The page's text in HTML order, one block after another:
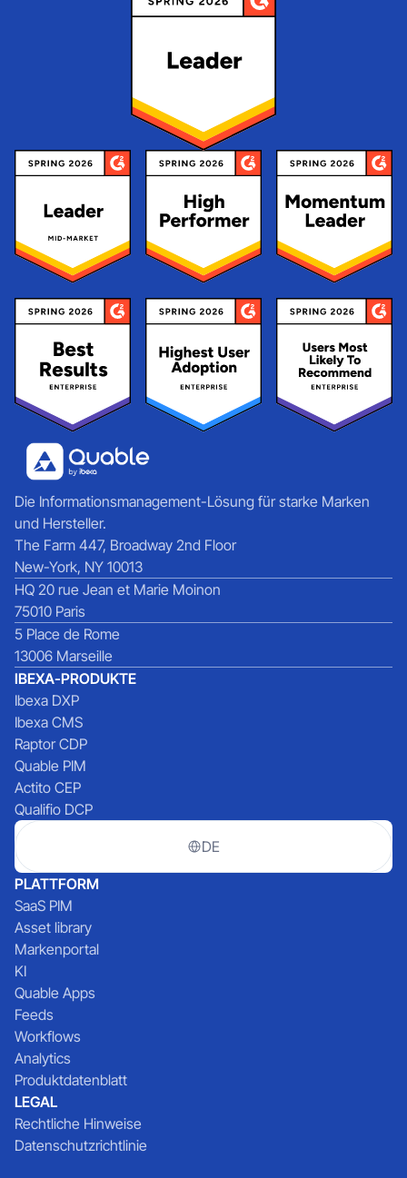
Die Informationsmanagement-Lösung für starke Marken
und Hersteller.
The Farm 447, Broadway 2nd Floor
New-York, NY 10013
HQ 20 rue Jean et Marie Moinon
75010 Paris
5 Place de Rome
13006 Marseille
IBEXA-PRODUKTE
Ibexa DXP
Ibexa CMS
Raptor CDP
Quable PIM
Actito CEP
Qualifio DCP
DE
PLATTFORM
SaaS PIM
Asset library
Markenportal
KI
Quable Apps
Feeds
Workflows
Analytics
Produktdatenblatt
LEGAL
Rechtliche Hinweise
Datenschutzrichtlinie